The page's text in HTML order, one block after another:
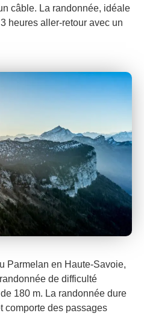
câble. La randonnée, idéale
heures aller-retour avec un
Parmelan en Haute-Savoie,
de difficulté
180 m. La randonnée dure
comporte des passages